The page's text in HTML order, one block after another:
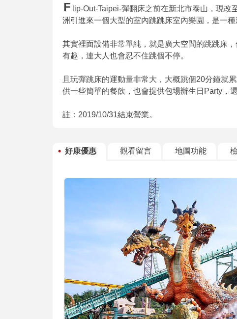
F lip-Out-Taipei-彈翻床之前在新北市泰山，現
洲引進來一個大型的室內跳跳床室內樂園，是一種
其實裡面設備非常單純，就是廣大空間的跳跳床
有趣，連大人也會忍不住跳個不停。
且玩彈跳床的運動量非常大，大概跳個20分鐘就
供一些簡單的餐飲，也會提供包場辦生日Party，
註：2019/10/31結束營業。
好康優惠 觀看留言 地圖功能